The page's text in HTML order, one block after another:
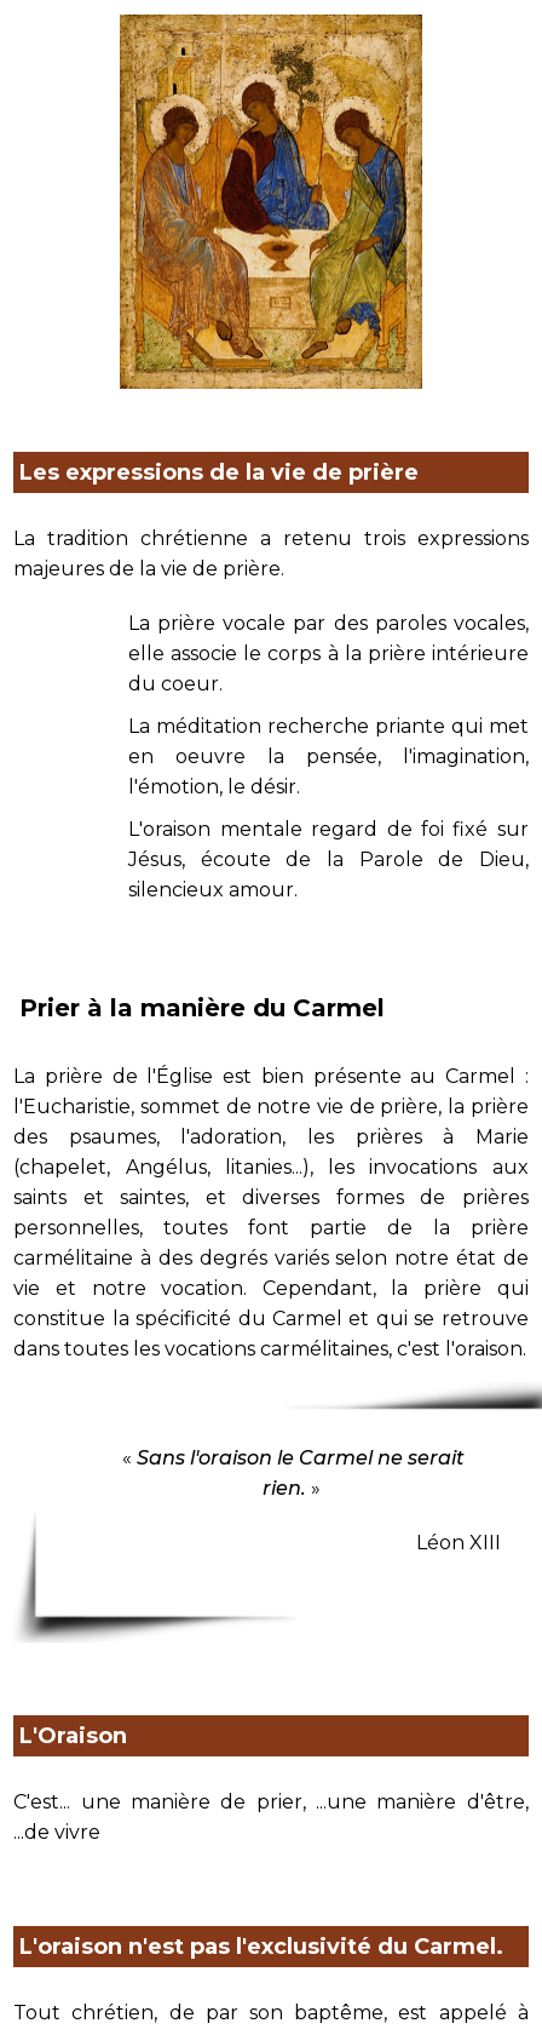
Les expressions de la vie de prière
La tradition chrétienne a retenu trois expressions
majeures de la vie de prière.
La prière vocale par des paroles vocales,
elle associe le corps à la prière intérieure
du coeur.
La méditation recherche priante qui met
en oeuvre la pensée, l'imagination,
l'émotion, le désir.
L'oraison mentale regard de foi fixé sur
Jésus, écoute de la Parole de Dieu,
silencieux amour.
Prier à la manière du Carmel
La prière de l'Église est bien présente au Carmel :
l'Eucharistie, sommet de notre vie de prière, la prière
des psaumes, l'adoration, les prières à Marie
(chapelet, Angélus, litanies...), les invocations aux
saints et saintes, et diverses formes de prières
personnelles, toutes font partie de la prière
carmélitaine à des degrés variés selon notre état de
vie et notre vocation. Cependant, la prière qui
constitue la spécificité du Carmel et qui se retrouve
dans toutes les vocations carmélitaines, c'est l'oraison.
«Sans l'oraison le Carmel ne serait
rien. »
Léon XIII
L'Oraison
C'est... une manière de prier, ...une manière d'être,
...de vivre
L'oraison n'est pas l'exclusivité du Carmel.
Tout chrétien, de par son baptême, est appelé à